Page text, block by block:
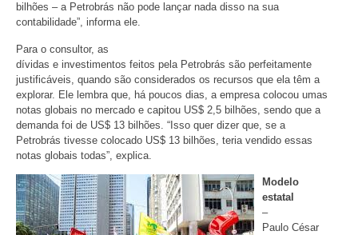
bilhões – a Petrobrás não pode lançar nada disso na sua
contabilidade”, informa ele.
Para o consultor, as
dívidas e investimentos feitos pela Petrobrás são perfeitamente
justificáveis, quando são considerados os recursos que ela têm a
explorar. Ele lembra que, há poucos dias, a empresa colocou umas
notas globais no mercado e capitou US$ 2,5 bilhões, sendo que a
demanda foi de US$ 13 bilhões. “Isso quer dizer que, se a
Petrobrás tivesse colocado US$ 13 bilhões, teria vendido essas
notas globais todas”, explica.
Modelo
estatal
–
Paulo César